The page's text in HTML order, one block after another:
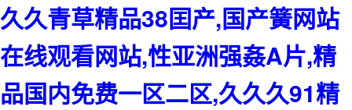
久久青草精品38囯产,国产簧网站
在线观看网站,性亚洲强姦A片,精
品国内免费一区二区,久久久91精